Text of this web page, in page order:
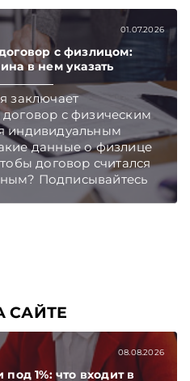
и партнером
Advisors,
санкционном праве.
и Viber.
— раньше,
01.07.2026
с физлицом:
в нем указать
заключает
с физическим
индивидуальным
данные о физлице
договор считался
Подписывайтесь
Главное об
САЙТЕ
08.08.2026
1%: что входит в